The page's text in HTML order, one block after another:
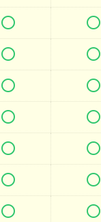
 
 
 
 
 
 
 